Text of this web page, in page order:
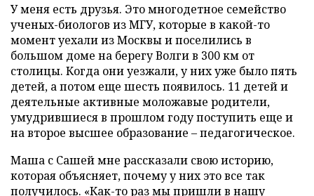
У меня есть друзья. Это многодетное семейство
ученых-биологов из МГУ, которые в какой-то
момент уехали из Москвы и поселились в
большом доме на берегу Волги в 300 км от
столицы. Когда они уезжали, у них уже было пять
детей, а потом еще шесть появилось. 11 детей и
деятельные активные моложавые родители,
умудрившиеся в прошлом году поступить еще и
на второе высшее образование – педагогическое.
Маша с Сашей мне рассказали свою историю,
которая объясняет, почему у них это все так
получилось. «Как-то раз мы пришли в нашу